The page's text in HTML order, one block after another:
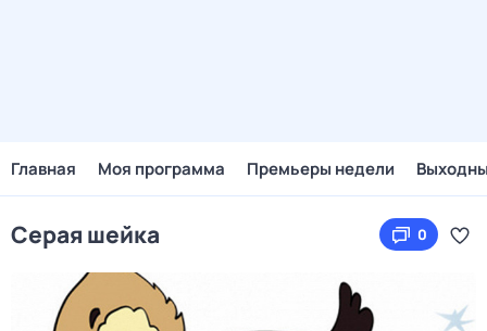
Главная Моя программа Премьеры недели
Серая шейка 0